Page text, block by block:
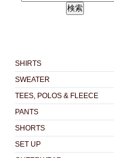
検索
SHIRTS
SWEATER
TEES, POLOS & FLEECE
PANTS
SHORTS
SET UP